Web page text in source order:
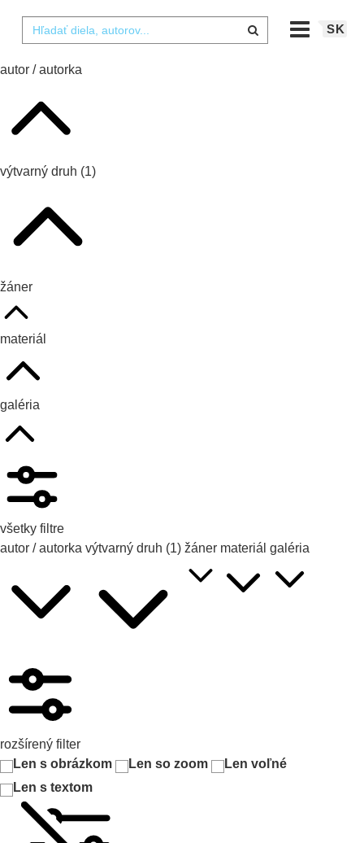
SK
autor / autorka
výtvarný druh (1)
žáner
materiál
galéria
všetky filtre
autor / autorka výtvarný druh (1) žáner materiál galéria
rozšírený filter
Len s obrázkom
Len so zoom
Len voľné
Len s textom